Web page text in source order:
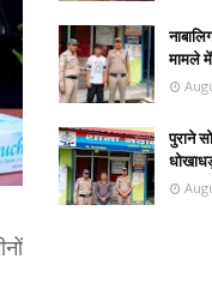
मामले
पुराने